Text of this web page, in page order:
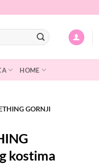
HOME
GORNJI
kostima